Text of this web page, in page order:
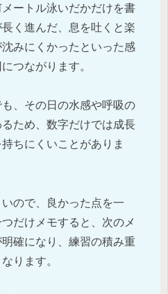
ートル泳いだかだけを書
く進んだ、息を吐くと楽
みにくかったといった感
つながります。
、その日の水感や呼吸の
ため、数字だけでは成長
ちにくいことがありま
ので、良かった点を一
だけメモすると、次のメ
確になり、練習の積み重
ります。